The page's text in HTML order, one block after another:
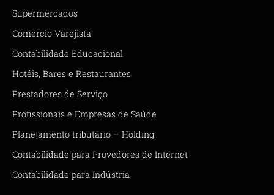
Supermercados
Comércio Varejista
Contabilidade Educacional
Hotéis, Bares e Restaurantes
Prestadores de Serviço
Profissionais e Empresas de Saúde
Planejamento tributário – Holding
Contabilidade para Provedores de Internet
Contabilidade para Indústria